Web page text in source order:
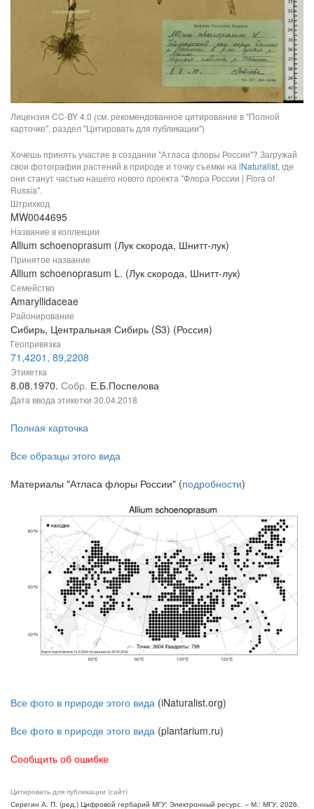
Лицензия CC-BY 4.0 (см. рекомендованное цитирование в "Полной
карточке", раздел "Цитировать для публикации")
Хочешь принять участие в создании "Атласа флоры России"? Загружай
свои фотографии растений в природе и точку съемки на iNaturalist, где
они станут частью нашего нового проекта "Флора России | Flora of
Russia".
Штрихкод
MW0044695
Название в коллекции
Allium schoenoprasum (Лук скорода, Шнитт-лук)
Принятое название
Allium schoenoprasum L. (Лук скорода, Шнитт-лук)
Семейство
Amaryllidaceae
Районирование
Сибирь, Центральная Сибирь (S3) (Россия)
Геопривязка
71,4201, 89,2208
Этикетка
8.08.1970. Собр. Е.Б.Поспелова
Дата ввода этикетки 30.04.2018
Полная карточка
Все образцы этого вида
Материалы "Атласа флоры России" (подробности)
Все фото в природе этого вида (iNaturalist.org)
Все фото в природе этого вида (plantarium.ru)
Сообщить об ошибке
Цитировать для публикации (сайт)
Серегин А. П. (ред.) Цифровой гербарий МГУ: Электронный ресурс. – М.: МГУ, 2026.